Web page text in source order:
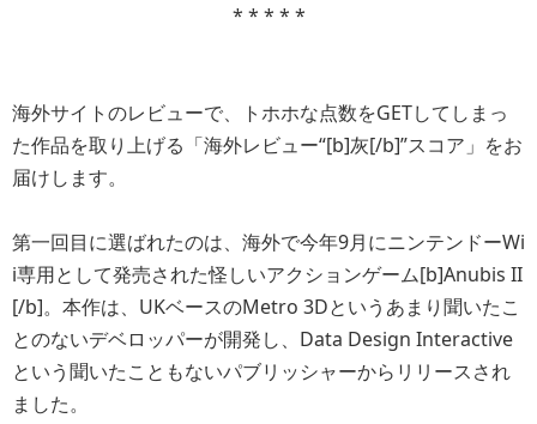
* * * * *
海外サイトのレビューで、トホホな点数をGETしてしまっ
た作品を取り上げる「海外レビュー“[b]灰[/b]”スコア」をお
届けします。
第一回目に選ばれたのは、海外で今年9月にニンテンドーWi
i専用として発売された怪しいアクションゲーム[b]Anubis II
[/b]。本作は、UKベースのMetro 3Dというあまり聞いたこ
とのないデベロッパーが開発し、Data Design Interactive
という聞いたこともないパブリッシャーからリリースされ
ました。